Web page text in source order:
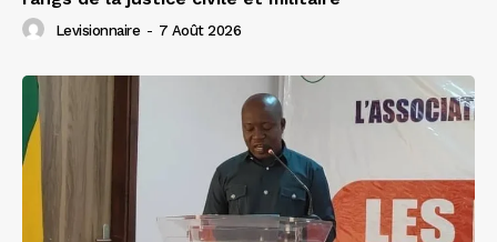
Levisionnaire - 7 Août 2026